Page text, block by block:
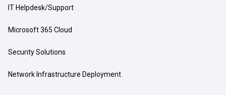
IT Helpdesk/Support
Microsoft 365 Cloud
Security Solutions
Network Infrastructure Deployment